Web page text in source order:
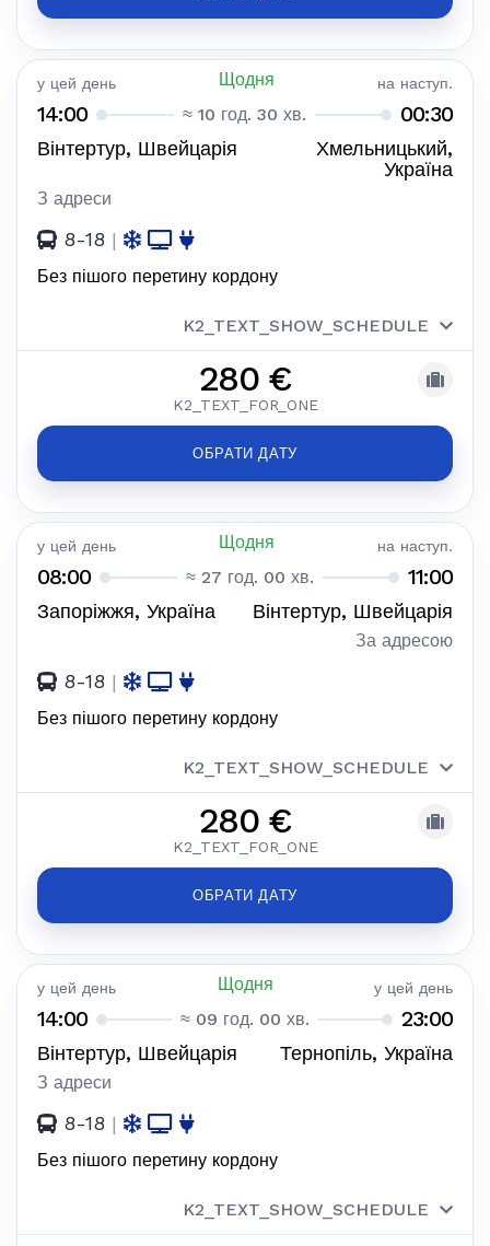
у цей день Щодня на наступ.
14:00 ≈ 10 год. 30 хв. 00:30
Вінтертур, Швейцарія
Хмельницький,
Україна
З адреси
8-18 |
Без пішого перетину кордону
K2_TEXT_SHOW_SCHEDULE
280 €
K2_TEXT_FOR_ONE
ОБРАТИ ДАТУ
у цей день Щодня на наступ.
08:00 ≈ 27 год. 00 хв. 11:00
Запоріжжя, Україна Вінтертур, Швейцарія
За адресою
8-18 |
Без пішого перетину кордону
K2_TEXT_SHOW_SCHEDULE
280 €
K2_TEXT_FOR_ONE
ОБРАТИ ДАТУ
у цей день Щодня у цей день
14:00 ≈ 09 год. 00 хв. 23:00
Вінтертур, Швейцарія Тернопіль, Україна
З адреси
8-18 |
Без пішого перетину кордону
K2_TEXT_SHOW_SCHEDULE